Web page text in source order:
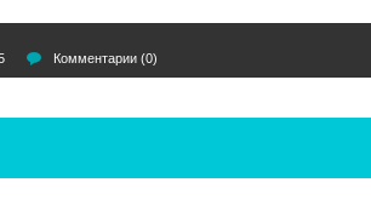
Комментарии (0)